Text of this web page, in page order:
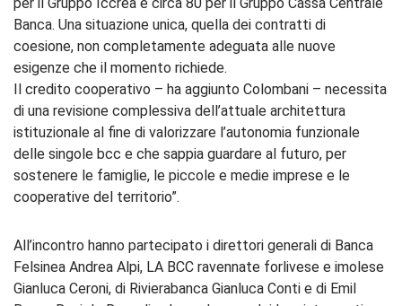
Banca. Una situazione unica, quella dei contratti di
coesione, non completamente adeguata alle nuove
esigenze che il momento richiede.
Il credito cooperativo – ha aggiunto Colombani – necessita
di una revisione complessiva dell’attuale architettura
istituzionale al fine di valorizzare l’autonomia funzionale
delle singole bcc e che sappia guardare al futuro, per
sostenere le famiglie, le piccole e medie imprese e le
cooperative del territorio”.
All’incontro hanno partecipato i direttori generali di Banca
Felsinea Andrea Alpi, LA BCC ravennate forlivese e imolese
Gianluca Ceroni, di Rivierabanca Gianluca Conti e di Emil